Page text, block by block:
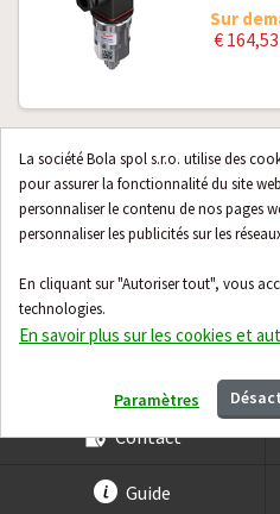
La société Bola spol s.r.o. utilise des
pour assurer la fonctionnalité du site
personnaliser le contenu de nos pages
personnaliser les publicités sur les
En cliquant sur "Autoriser tout", vous
technologies.
En savoir plus sur les cookies et
Paramètres
Sur
€ 164,53
Capteur
3000, 0-
Sur
€ 169,00
Contact
Guide